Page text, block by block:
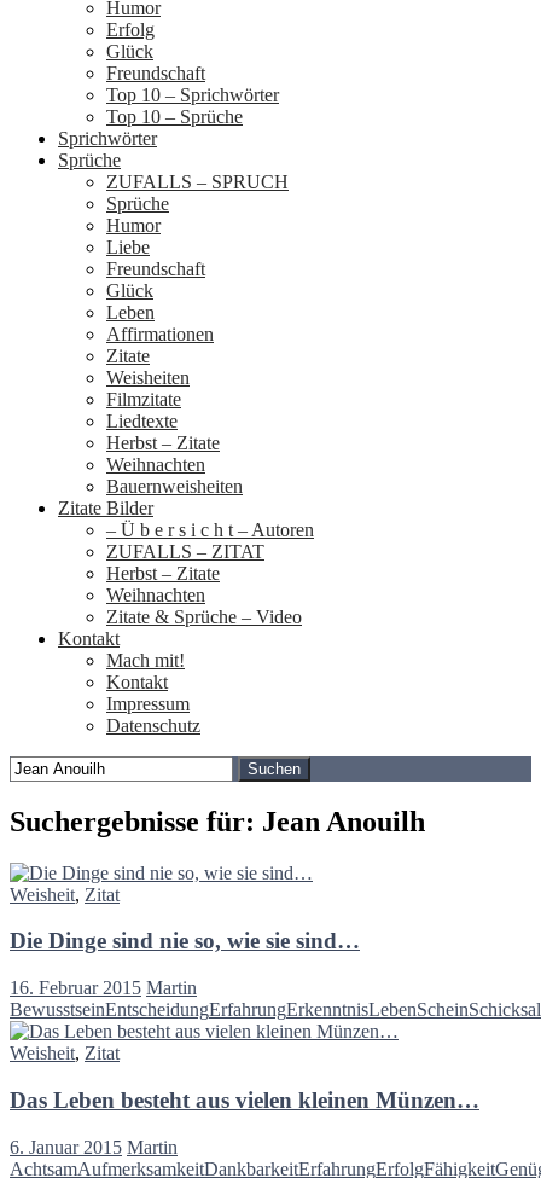
Humor
Erfolg
Glück
Freundschaft
Top 10 – Sprichwörter
Top 10 – Sprüche
Sprichwörter
Sprüche
ZUFALLS – SPRUCH
Sprüche
Humor
Liebe
Freundschaft
Glück
Leben
Affirmationen
Zitate
Weisheiten
Filmzitate
Liedtexte
Herbst – Zitate
Weihnachten
Bauernweisheiten
Zitate Bilder
– Ü b e r s i c h t – Autoren
ZUFALLS – ZITAT
Herbst – Zitate
Weihnachten
Zitate & Sprüche – Video
Kontakt
Mach mit!
Kontakt
Impressum
Datenschutz
Suchen
nach:
Suchergebnisse für: Jean Anouilh
Weisheit, Zitat
Die Dinge sind nie so, wie sie sind…
16. Februar 2015 Martin
BewusstseinEntscheidungErfahrungErkenntnisLebenScheinSchicksal
Weisheit, Zitat
Das Leben besteht aus vielen kleinen Münzen…
6. Januar 2015 Martin
AchtsamAufmerksamkeitDankbarkeitErfahrungErfolgFähigkeit